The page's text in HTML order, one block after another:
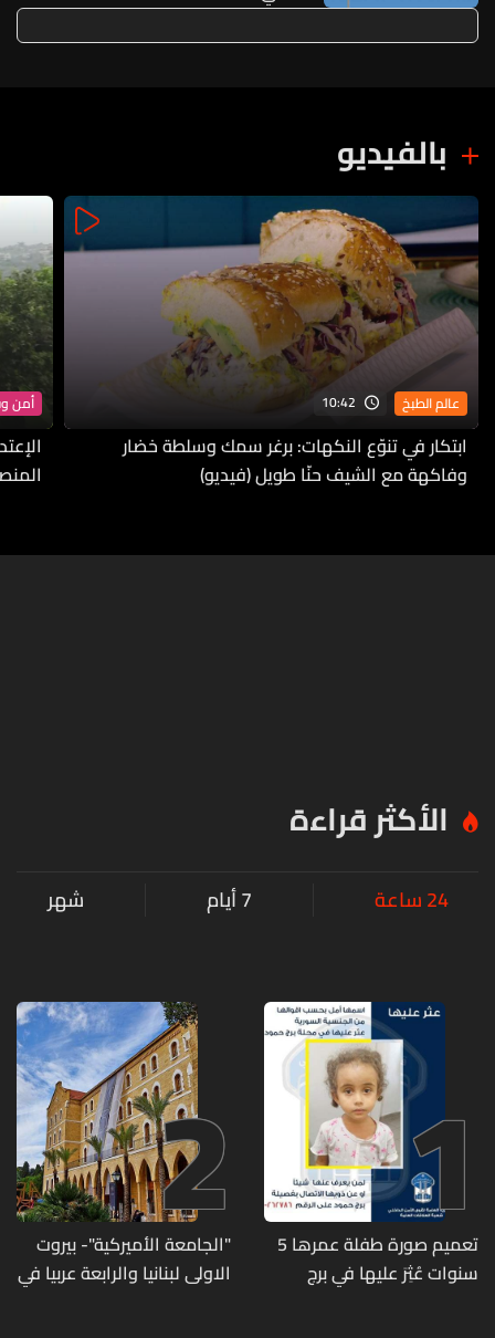
بالفيديو
عالم الطبخ 10:42
ابتكار في تنوّع النكهات: برغر سمك وسلطة خضار
وفاكهة مع الشيف حنّا طويل (فيديو)
أمن
الأكثر قراءة
24 ساعة 7 أيام شهر
1
تعميم صورة طفلة عمرها 5
سنوات عُثِرَ عليها في برج
2
"الجامعة الأميركية"- بيروت
الاولى لبنانيا والرابعة عربيا في